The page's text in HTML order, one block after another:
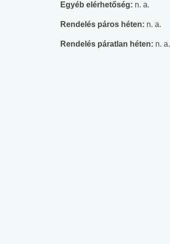
Egyéb elérhetőség: n. a.
Rendelés páros héten: n. a.
Rendelés páratlan héten: n. a.